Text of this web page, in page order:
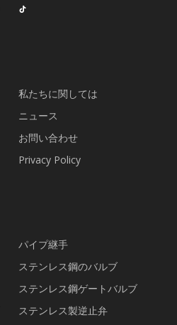
私たちに関しては
ニュース
お問い合わせ
Privacy Policy
パイプ継手
ステンレス鋼のバルブ
ステンレス鋼ゲートバルブ
ステンレス製逆止弁